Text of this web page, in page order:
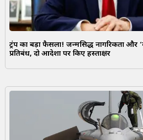
ट्रंप का बड़ा फैसला! जन्मसिद्ध नागरिकता और
प्रतिबंध, दो आदेशों पर किए हस्ताक्षर